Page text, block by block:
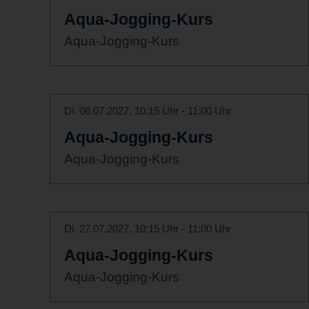
Aqua-Jogging-Kurs
Aqua-Jogging-Kurs
Di. 06.07.2027, 10:15 Uhr - 11:00 Uhr
Aqua-Jogging-Kurs
Aqua-Jogging-Kurs
Di. 27.07.2027, 10:15 Uhr - 11:00 Uhr
Aqua-Jogging-Kurs
Aqua-Jogging-Kurs